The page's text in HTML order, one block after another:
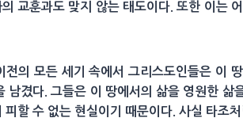
교훈과도 맞지 않는 태도이다. 또한 이는
의 모든 세기 속에서 그리스도인들은 이
겼다. 그들은 이 땅에서의 삶을 영원한 삶
할 수 없는 현실이기 때문이다. 사실 타조